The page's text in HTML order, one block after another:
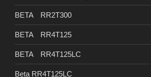
BETA RR2T300
BETA RR4T125
BETA RR4T125LC
Beta RR4T125LC